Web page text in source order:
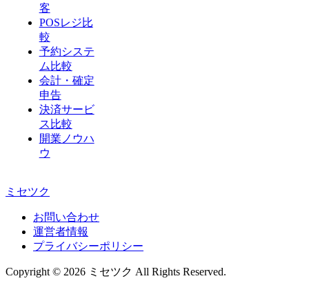
客
POSレジ比
較
予約システ
ム比較
会計・確定
申告
決済サービ
ス比較
開業ノウハ
ウ
ミセツク
お問い合わせ
運営者情報
プライバシーポリシー
Copyright © 2026 ミセツク All Rights Reserved.